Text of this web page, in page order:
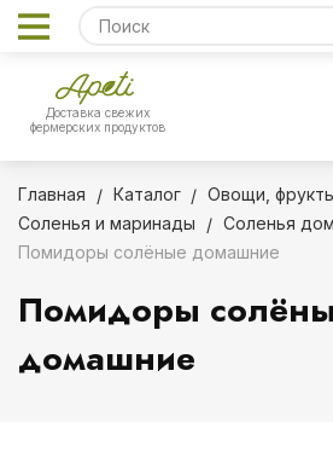
Доставка свежих
фермерских продуктов
Главная Каталог
Овощи,
Соленья и маринады
Соленья
Помидоры солёные домашние
Помидоры
домашние